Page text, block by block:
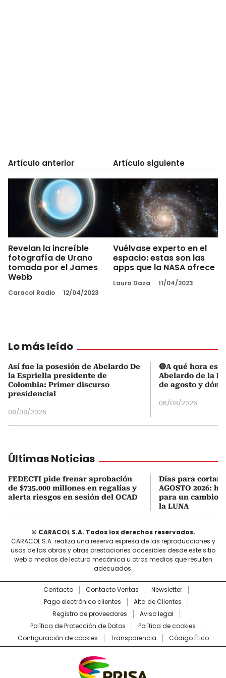
Artículo anterior
Revelan la increíble
fotografía de Urano
tomada por el James
Webb
Caracol Radio 12/04/2023
Artículo siguiente
Vuélvase experto en el
espacio: estas son las
apps que la NASA ofrece
Laura Daza 11/04/2023
Lo más leído
Así fue la posesión de Abelardo De
la Espriella presidente de
Colombia: Primer discurso
presidencial
08/08/2026
🔴A qué hora es
Abelardo de la
de agosto y
06/08/2026
Últimas Noticias
FEDECTI pide frenar aprobación
de $735.000 millones en regalías y
alerta riesgos en sesión del OCAD
Días para
AGOSTO 2026:
para un cambio
la LUNA
© CARACOL S.A. Todos los derechos reservados.
CARACOL S.A. realiza una reserva expresa de las reproducciones y
usos de las obras y otras prestaciones accesibles desde este sitio
web a medios de lectura mecánica u otros medios que resulten
adecuados.
Contacto Contacto Ventas
Newsletter
Pago electrónico clientes
Alta de Clientes
Registro de proveedores
Aviso legal
Política de Protección de Datos
Política de cookies
Configuración de cookies
Transparencia Código Ético